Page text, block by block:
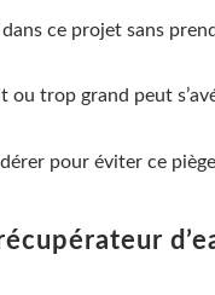
ce projet sans
trop grand peut
pour éviter ce